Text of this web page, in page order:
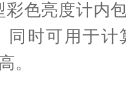
色亮度计内
同时可用于计
。